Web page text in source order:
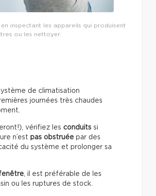
inspectant les appareils qui produisent
ou les nettoyer.
de climatisation
journées très chaudes
vérifiez les conduits si
n’est pas obstruée par des
du système et prolonger sa
, il est préférable de les
ou les ruptures de stock.